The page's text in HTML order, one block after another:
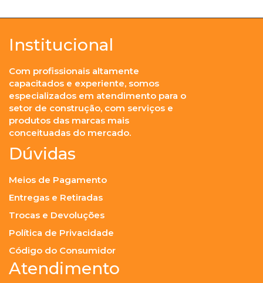
Institucional
Com profissionais altamente
capacitados e experiente, somos
especializados em atendimento para o
setor de construção, com serviços e
produtos das marcas mais
conceituadas do mercado.
Dúvidas
Meios de Pagamento
Entregas e Retiradas
Trocas e Devoluções
Política de Privacidade
Código do Consumidor
Atendimento